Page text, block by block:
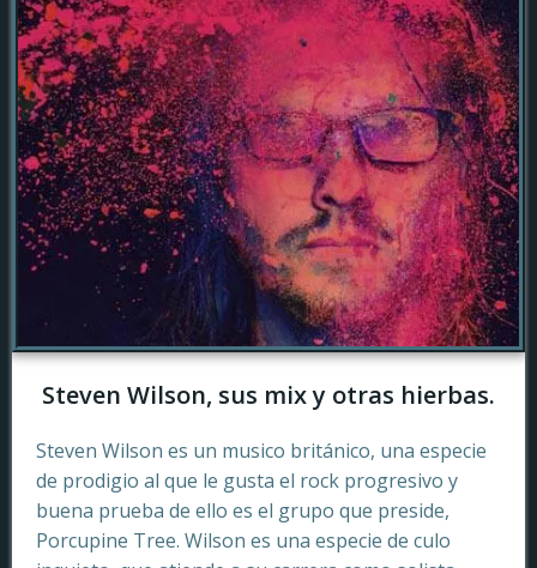
Steven Wilson, sus mix y otras hierbas.
Steven Wilson es un musico británico, una especie
de prodigio al que le gusta el rock progresivo y
buena prueba de ello es el grupo que preside,
Porcupine Tree. Wilson es una especie de culo